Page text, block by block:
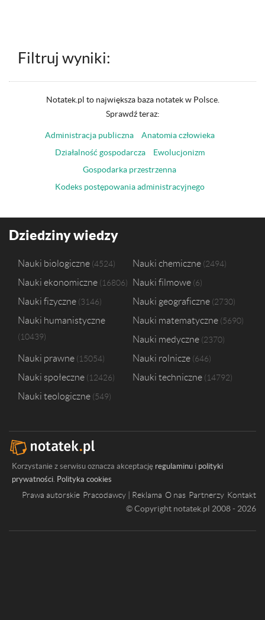
Filtruj wyniki:
Notatek.pl to największa baza notatek w Polsce.
Sprawdź teraz:
Administracja publiczna
Anatomia człowieka
Działalność gospodarcza
Ewolucjonizm
Gospodarka przestrzenna
Kodeks postępowania administracyjnego
Dziedziny wiedzy
Nauki biologiczne 4524 Nauki chemiczne 2494
Nauki ekonomiczne 16806 Nauki filmowe 6
Nauki fizyczne 3146 Nauki geograficzne 2730
Nauki humanistyczne
10439
Nauki matematyczne 5690
Nauki medyczne 2370
Nauki prawne 15054 Nauki rolnicze 646
Nauki społeczne 12426 Nauki techniczne 14792
Nauki teologiczne 549
Korzystanie z serwisu oznacza akceptację regulaminu i polityki
prywatności. Polityka cookies
Prawa autorskie Pracodawcy | Reklama O nas Partnerzy Kontakt
© Copyright notatek.pl 2008 - 2026